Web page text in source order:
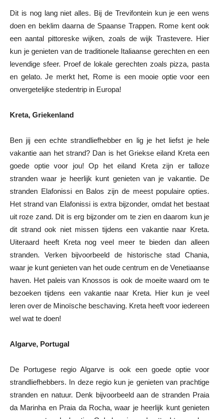
Dit is nog lang niet alles. Bij de Trevifontein kun je een wens
doen en beklim daarna de Spaanse Trappen. Rome kent ook
een aantal pittoreske wijken, zoals de wijk Trastevere. Hier
kun je genieten van de traditionele Italiaanse gerechten en een
levendige sfeer. Proef de lokale gerechten zoals pizza, pasta
en gelato. Je merkt het, Rome is een mooie optie voor een
onvergetelijke stedentrip in Europa!
Kreta, Griekenland
Ben jij een echte strandliefhebber en lig je het liefst je hele
vakantie aan het strand? Dan is het Griekse eiland Kreta een
goede optie voor jou! Op het eiland Kreta zijn er talloze
stranden waar je heerlijk kunt genieten van je vakantie. De
stranden Elafonissi en Balos zijn de meest populaire opties.
Het strand van Elafonissi is extra bijzonder, omdat het bestaat
uit roze zand. Dit is erg bijzonder om te zien en daarom kun je
dit strand ook niet missen tijdens een vakantie naar Kreta.
Uiteraard heeft Kreta nog veel meer te bieden dan alleen
stranden. Verken bijvoorbeeld de historische stad Chania,
waar je kunt genieten van het oude centrum en de Venetiaanse
haven. Het paleis van Knossos is ook de moeite waard om te
bezoeken tijdens een vakantie naar Kreta. Hier kun je veel
leren over de Minoïsche beschaving. Kreta heeft voor iedereen
wel wat te doen!
Algarve, Portugal
De Portugese regio Algarve is ook een goede optie voor
strandliefhebbers. In deze regio kun je genieten van prachtige
stranden en natuur. Denk bijvoorbeeld aan de stranden Praia
da Marinha en Praia da Rocha, waar je heerlijk kunt genieten